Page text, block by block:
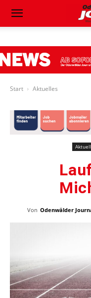
Start Aktuelles
Von Odenwälder